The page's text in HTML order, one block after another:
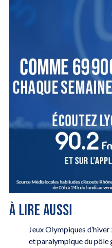
À LIRE AUSSI
Jeux Olympiques
et paralympique du pôle